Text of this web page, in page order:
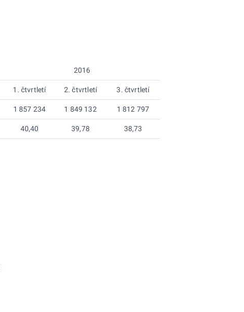
2016
1. čtvrtletí 2. čtvrtletí 3. čtvrtletí
1 857 234 1 849 132 1 812 797
40,40 39,78 38,73